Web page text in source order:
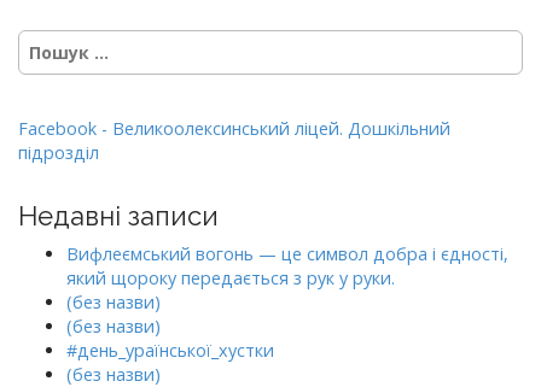
Пошук:
Facebook - Великоолексинський ліцей. Дошкільний
підрозділ
Недавні записи
Вифлеємський вогонь — це символ добра і єдності,
який щороку передається з рук у руки.
(без назви)
(без назви)
#день_ураїнської_хустки
(без назви)